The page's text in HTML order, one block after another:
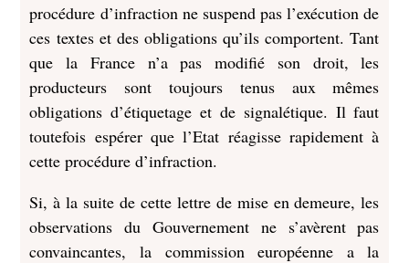
procédure d’infraction ne suspend pas l’exécution de
ces textes et des obligations qu’ils comportent. Tant
que la France n’a pas modifié son droit, les
producteurs sont toujours tenus aux mêmes
obligations d’étiquetage et de signalétique. Il faut
toutefois espérer que l’Etat réagisse rapidement à
cette procédure d’infraction.
Si, à la suite de cette lettre de mise en demeure, les
observations du Gouvernement ne s’avèrent pas
convaincantes, la commission européenne a la